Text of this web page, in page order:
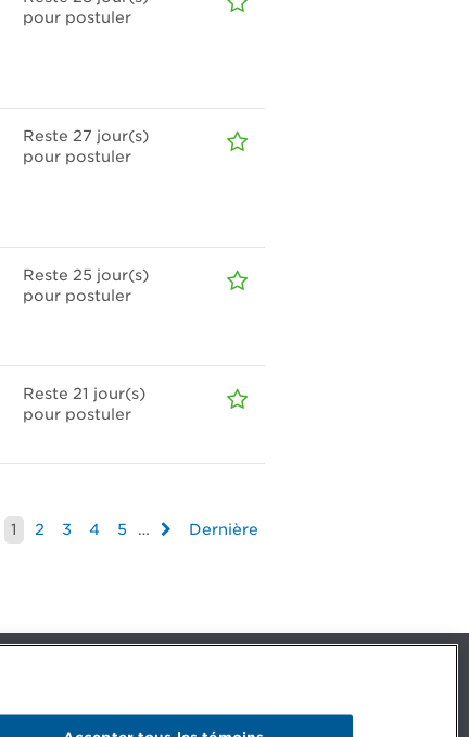
pour postuler
Reste 27 jour(s)
pour postuler
Reste 25 jour(s)
pour postuler
Reste 21 jour(s)
pour postuler
1 2 3 4 5 … Dernière
Facebook – Devenir CPA